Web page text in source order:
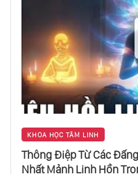
KHOA HỌC TÂM LINH
Thông Điệp Từ Các
Nhất Mảnh Linh Hồn